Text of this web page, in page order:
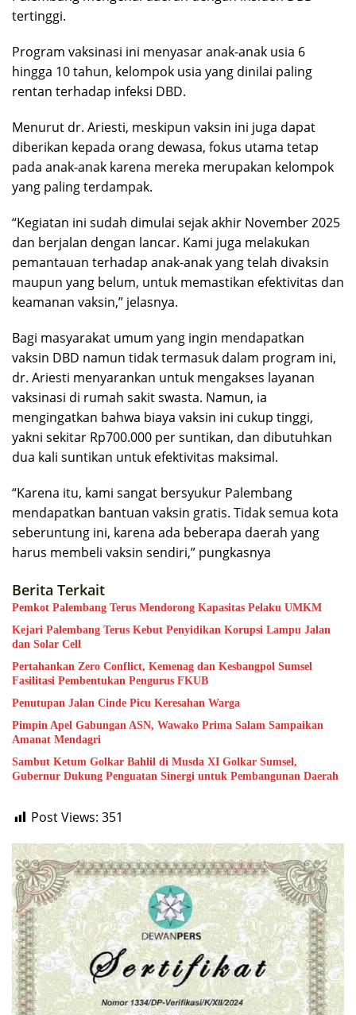
tertinggi.
Program vaksinasi ini menyasar anak-anak usia 6
hingga 10 tahun, kelompok usia yang dinilai paling
rentan terhadap infeksi DBD.
Menurut dr. Ariesti, meskipun vaksin ini juga dapat
diberikan kepada orang dewasa, fokus utama tetap
pada anak-anak karena mereka merupakan kelompok
yang paling terdampak.
“Kegiatan ini sudah dimulai sejak akhir November 2025
dan berjalan dengan lancar. Kami juga melakukan
pemantauan terhadap anak-anak yang telah divaksin
maupun yang belum, untuk memastikan efektivitas dan
keamanan vaksin,” jelasnya.
Bagi masyarakat umum yang ingin mendapatkan
vaksin DBD namun tidak termasuk dalam program ini,
dr. Ariesti menyarankan untuk mengakses layanan
vaksinasi di rumah sakit swasta. Namun, ia
mengingatkan bahwa biaya vaksin ini cukup tinggi,
yakni sekitar Rp700.000 per suntikan, dan dibutuhkan
dua kali suntikan untuk efektivitas maksimal.
“Karena itu, kami sangat bersyukur Palembang
mendapatkan bantuan vaksin gratis. Tidak semua kota
seberuntung ini, karena ada beberapa daerah yang
harus membeli vaksin sendiri,” pungkasnya
Berita Terkait
Pemkot Palembang Terus Mendorong Kapasitas Pelaku UMKM
Kejari Palembang Terus Kebut Penyidikan Korupsi Lampu Jalan
dan Solar Cell
Pertahankan Zero Conflict, Kemenag dan Kesbangpol Sumsel
Fasilitasi Pembentukan Pengurus FKUB
Penutupan Jalan Cinde Picu Keresahan Warga
Pimpin Apel Gabungan ASN, Wawako Prima Salam Sampaikan
Amanat Mendagri
Sambut Ketum Golkar Bahlil di Musda XI Golkar Sumsel,
Gubernur Dukung Penguatan Sinergi untuk Pembangunan Daerah
Post Views: 351